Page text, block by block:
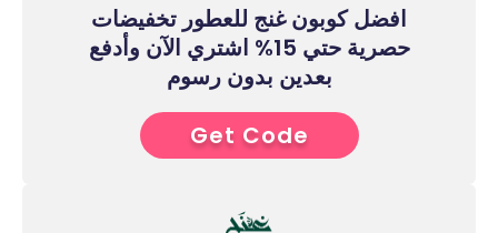
افضل كوبون غنج للعطور تخفيضات
حصرية حتي 15% اشتري الآن وأدفع
بعدين بدون رسوم
5****
Get Code